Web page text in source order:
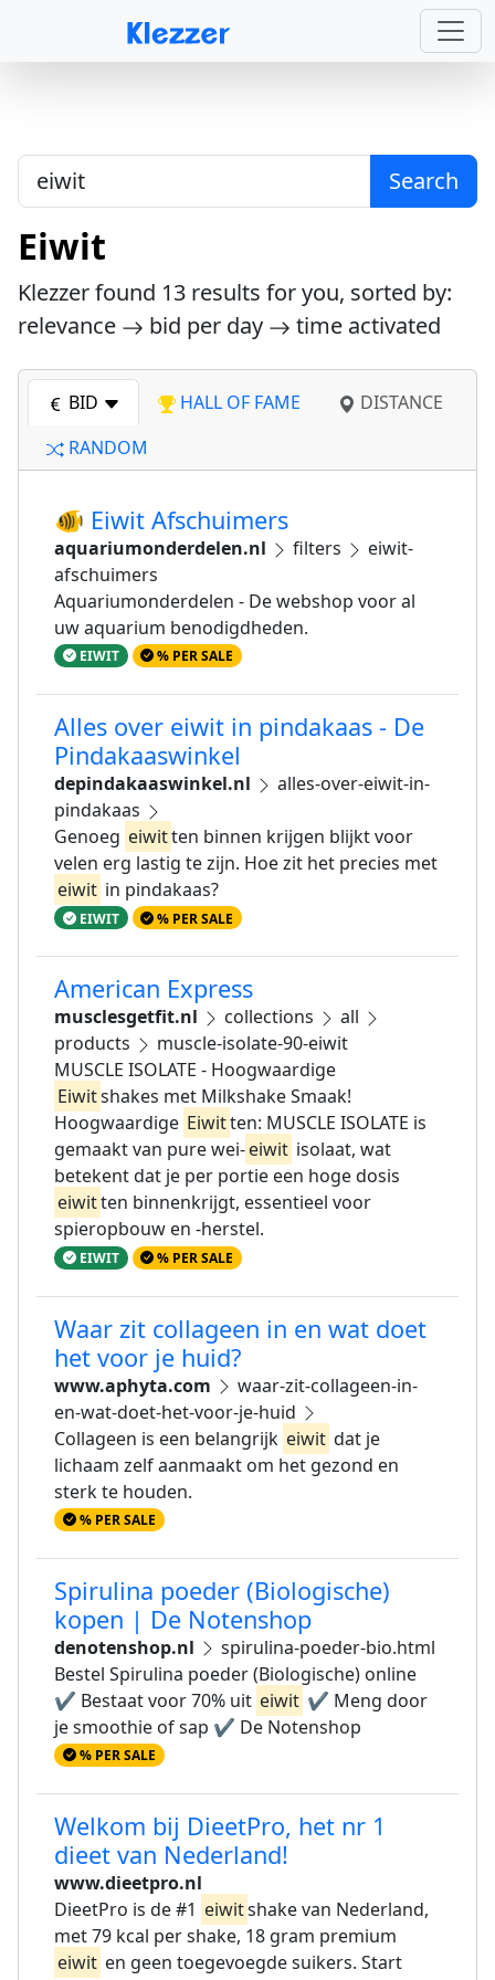
Search
Eiwit
Klezzer found 13 results for you, sorted by:
relevance
bid per day time activated
BID HALL OF FAME
DISTANCE
RANDOM
🐠 Eiwit Afschuimers
aquariumonderdelen.nl filters
eiwit-
afschuimers
Aquariumonderdelen - De webshop voor al
uw aquarium benodigdheden.
EIWIT % PER SALE
Alles over eiwit in pindakaas - De
Pindakaaswinkel
depindakaaswinkel.nl
alles-over-eiwit-in-
pindakaas
Genoeg eiwitten binnen krijgen blijkt voor
velen erg lastig te zijn. Hoe zit het precies met
eiwit in pindakaas?
EIWIT % PER SALE
American Express
musclesgetfit.nl collections
all
products
muscle-isolate-90-eiwit
MUSCLE ISOLATE - Hoogwaardige
Eiwitshakes met Milkshake Smaak!
Hoogwaardige Eiwitten: MUSCLE ISOLATE is
gemaakt van pure wei-eiwit isolaat, wat
betekent dat je per portie een hoge dosis
eiwitten binnenkrijgt, essentieel voor
spieropbouw en -herstel.
EIWIT % PER SALE
Waar zit collageen in en wat doet
het voor je huid?
www.aphyta.com
waar-zit-collageen-in-
en-wat-doet-het-voor-je-huid
Collageen is een belangrijk eiwit dat je
lichaam zelf aanmaakt om het gezond en
sterk te houden.
% PER SALE
Spirulina poeder (Biologische)
kopen | De Notenshop
denotenshop.nl
spirulina-poeder-bio.html
Bestel Spirulina poeder (Biologische) online
✔ Bestaat voor 70% uit eiwit ✔ Meng door
je smoothie of sap ✔ De Notenshop
% PER SALE
Welkom bij DieetPro, het nr 1
dieet van Nederland!
www.dieetpro.nl
DieetPro is de #1 eiwitshake van Nederland,
met 79 kcal per shake, 18 gram premium
eiwit en geen toegevoegde suikers. Start